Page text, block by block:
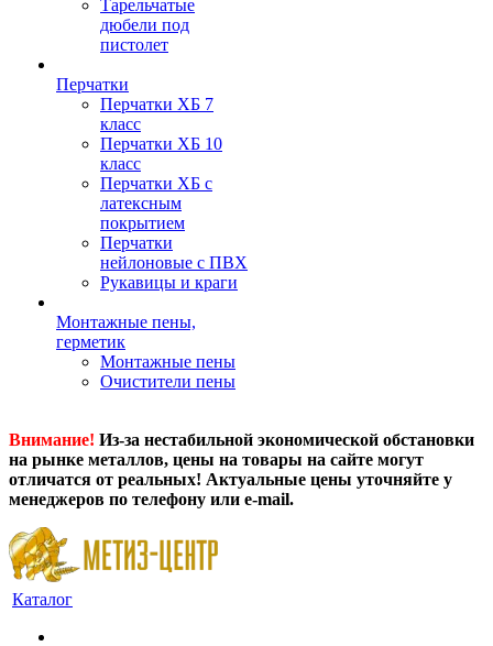
Тарельчатые
дюбели под
пистолет
Перчатки
Перчатки ХБ 7
класс
Перчатки ХБ 10
класс
Перчатки ХБ с
латексным
покрытием
Перчатки
нейлоновые с ПВХ
Рукавицы и краги
Монтажные пены,
герметик
Монтажные пены
Очистители пены
Внимание! Из-за нестабильной экономической обстановки
на рынке металлов, цены на товары на сайте могут
отличатся от реальных! Актуальные цены уточняйте у
менеджеров по телефону или e-mail.
Каталог